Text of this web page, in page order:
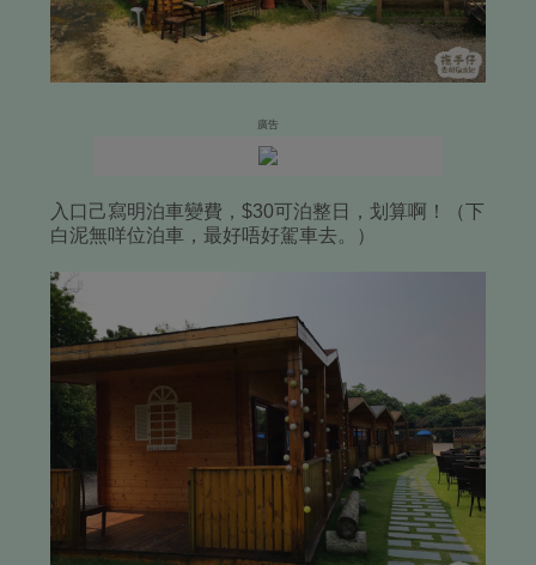
廣告
入口己寫明泊車變費，$30可泊整日，划算啊！（下
白泥無咩位泊車，最好唔好駕車去。）